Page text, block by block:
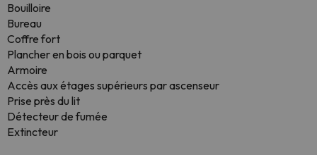
Bouilloire
Bureau
Coffre fort
Plancher en bois ou parquet
Armoire
Accès aux étages supérieurs par ascenseur
Prise près du lit
Détecteur de fumée
Extincteur